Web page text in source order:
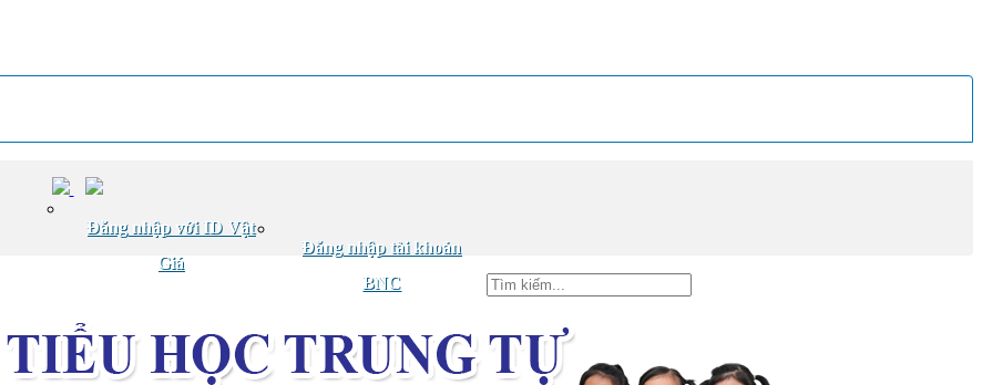
Đăng nhập với ID Vật
Giá
Đăng nhập tài khoản
BNC